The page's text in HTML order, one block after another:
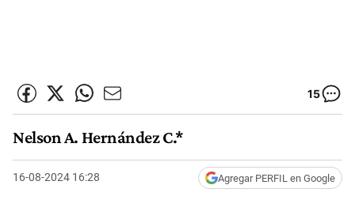
15
Nelson A. Hernández C.*
16-08-2024 16:28 Agregar PERFIL en Google